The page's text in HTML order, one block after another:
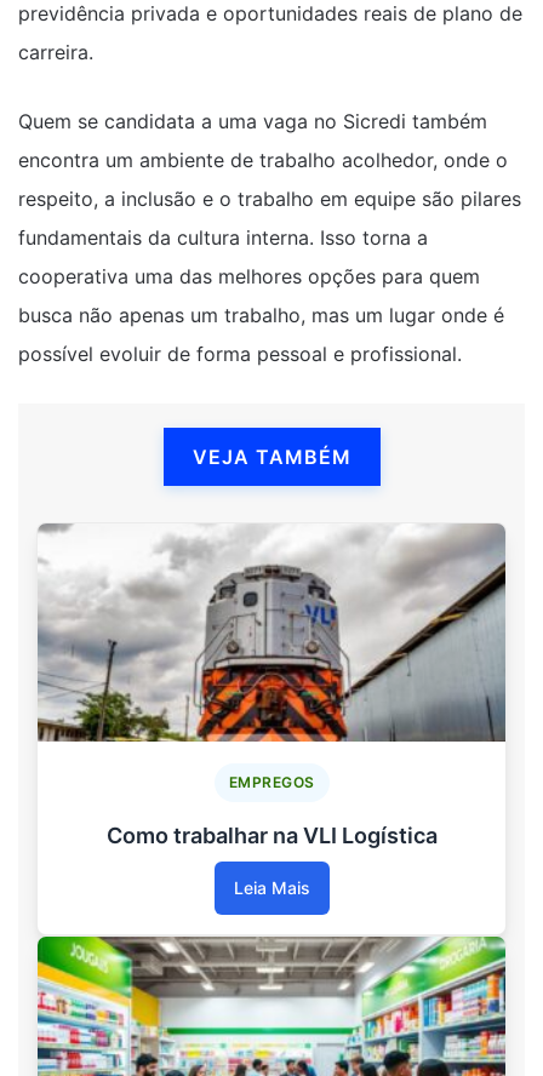
previdência privada e oportunidades reais de plano de
carreira.
Quem se candidata a uma vaga no Sicredi também
encontra um ambiente de trabalho acolhedor, onde o
respeito, a inclusão e o trabalho em equipe são pilares
fundamentais da cultura interna. Isso torna a
cooperativa uma das melhores opções para quem
busca não apenas um trabalho, mas um lugar onde é
possível evoluir de forma pessoal e profissional.
VEJA TAMBÉM
EMPREGOS
Como trabalhar na VLI Logística
Leia Mais